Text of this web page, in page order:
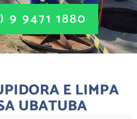
9 9471 1880
E LIMPA
UBATUBA